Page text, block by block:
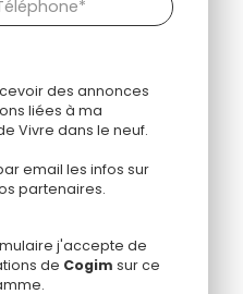
des annonces
liées à ma
Vivre dans le neuf.
email les infos sur
partenaires.
j'accepte de
de Cogim sur ce